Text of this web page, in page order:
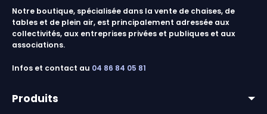
Notre boutique, spécialisée dans la vente de chaises, de
tables et de plein air, est principalement adressée aux
collectivités, aux entreprises privées et publiques et aux
associations.
Infos et contact au 04 86 84 05 81
Produits